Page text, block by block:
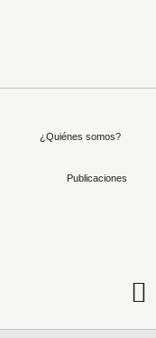
¿Quiénes somos?
Publicaciones